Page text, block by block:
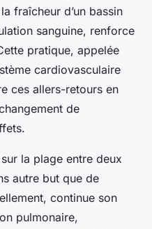
fraîcheur d’un bassin
sanguine, renforce
pratique, appelée
cardiovasculaire
ces allers-retours en
de
la plage entre deux
autre but que de
continue son
pulmonaire,